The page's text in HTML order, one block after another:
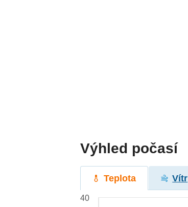
Výhled počasí
Teplota Vítr
40